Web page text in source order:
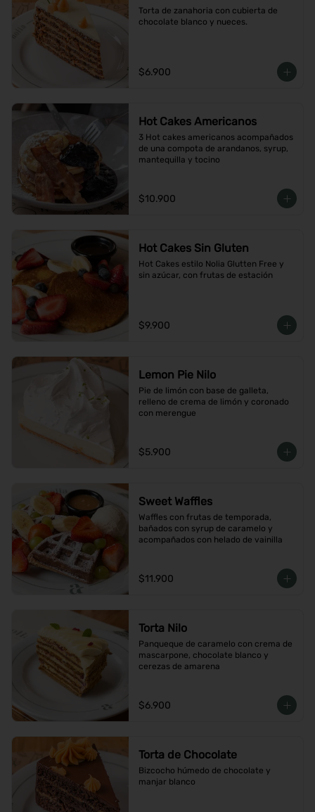
Torta de zanahoria con cubierta de
chocolate blanco y nueces.
$6.900
Hot Cakes Americanos
3 Hot cakes americanos acompañados
de una compota de arandanos, syrup,
mantequilla y tocino
$10.900
Hot Cakes Sin Gluten
Hot Cakes estilo Nolia Glutten Free y
sin azúcar, con frutas de estación
$9.900
Lemon Pie Nilo
Pie de limón con base de galleta,
relleno de crema de limón y coronado
con merengue
$5.900
Sweet Waffles
Waffles con frutas de temporada,
bañados con syrup de caramelo y
acompañados con helado de vainilla
$11.900
Torta Nilo
Panqueque de caramelo con crema de
mascarpone, chocolate blanco y
cerezas de amarena
$6.900
Torta de Chocolate
Bizcocho húmedo de chocolate y
manjar blanco